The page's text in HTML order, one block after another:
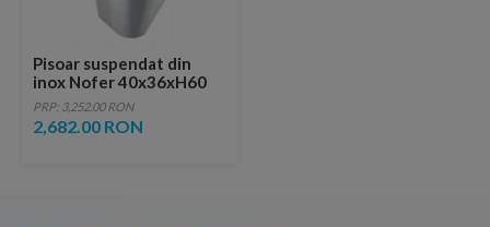
Pisoar suspendat din
inox Nofer 40x36xH60
cm
PRP: 3,252.00 RON
2,682.00 RON